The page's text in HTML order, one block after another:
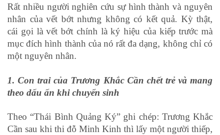
Rất nhiều người nghiên cứu sự hình thành và nguyên
nhân của vết bớt nhưng không có kết quả. Kỳ thật,
cái gọi là vết bớt chính là ký hiệu của kiếp trước mà
mục đích hình thành của nó rất đa dạng, không chỉ có
một nguyên nhân.
1. Con trai của Trương Khắc Cần chết trẻ và mang
theo dấu ấn khi chuyển sinh
Theo “Thái Bình Quảng Ký” ghi chép: Trương Khắc
Cần sau khi thi đỗ Minh Kinh thì lấy một người thiếp,